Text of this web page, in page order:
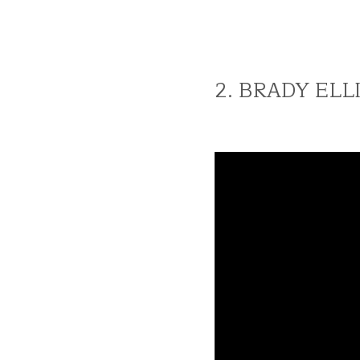
2. BRADY